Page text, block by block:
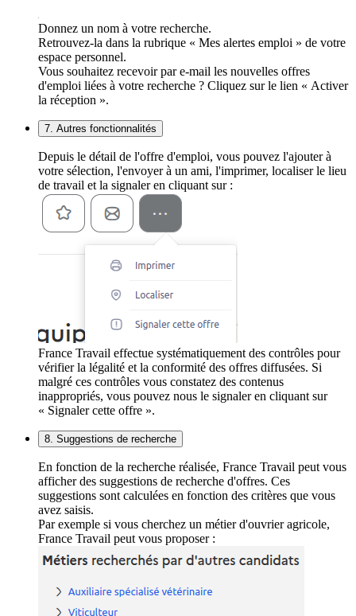
Donnez un nom à votre recherche.
Retrouvez-la dans la rubrique « Mes alertes emploi » de votre
espace personnel.
Vous souhaitez recevoir par e-mail les nouvelles offres
d'emploi liées à votre recherche ? Cliquez sur le lien « Activer
la réception ».
7. Autres fonctionnalités
Depuis le détail de l'offre d'emploi, vous pouvez l'ajouter à
votre sélection, l'envoyer à un ami, l'imprimer, localiser le lieu
de travail et la signaler en cliquant sur :
France Travail effectue systématiquement des contrôles pour
vérifier la légalité et la conformité des offres diffusées. Si
malgré ces contrôles vous constatez des contenus
inappropriés, vous pouvez nous le signaler en cliquant sur
« Signaler cette offre ».
8. Suggestions de recherche
En fonction de la recherche réalisée, France Travail peut vous
afficher des suggestions de recherche d'offres. Ces
suggestions sont calculées en fonction des critères que vous
avez saisis.
Par exemple si vous cherchez un métier d'ouvrier agricole,
France Travail peut vous proposer :